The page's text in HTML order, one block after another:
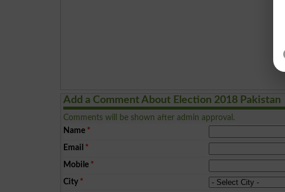
Add a Comment About Election 2018 Pakistan
Comments will be shown after admin approval.
Name *
Email *
Mobile *
City *